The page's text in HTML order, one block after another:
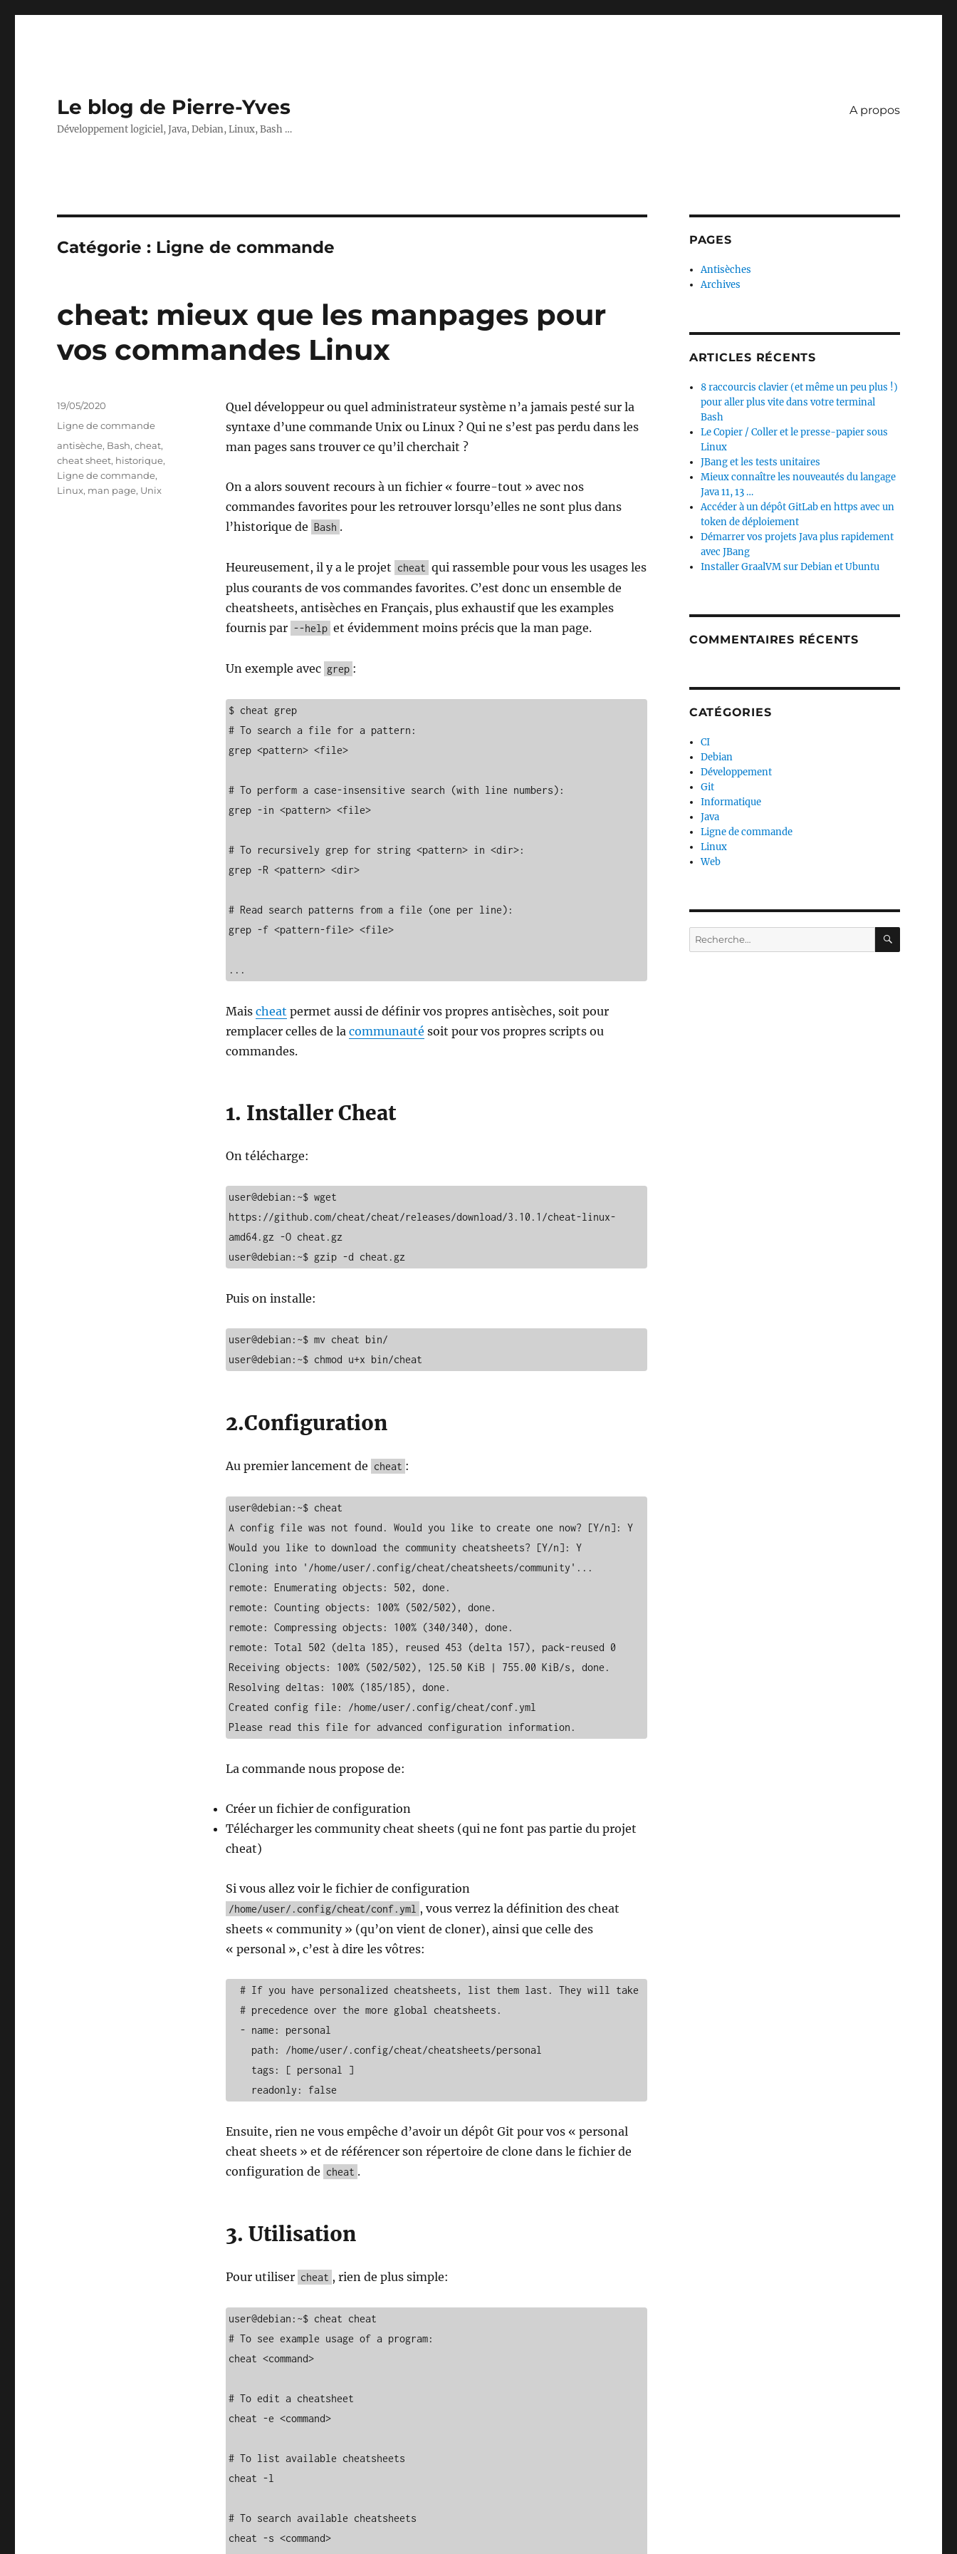
Le blog de Pierre-Yves
Développement logiciel, Java, Debian, Linux, Bash …
A propos
Catégorie : Ligne de commande
cheat: mieux que les manpages pour
vos commandes Linux
Quel développeur ou quel administrateur système n’a jamais pesté sur la
syntaxe d’une commande Unix ou Linux ? Qui ne s’est pas perdu dans les
man pages sans trouver ce qu’il cherchait ?
On a alors souvent recours à un fichier « fourre-tout » avec nos
commandes favorites pour les retrouver lorsqu’elles ne sont plus dans
l’historique de Bash .
Heureusement, il y a le projet cheat qui rassemble pour vous les usages les
plus courants de vos commandes favorites. C’est donc un ensemble de
cheatsheets, antisèches en Français, plus exhaustif que les examples
fournis par --help et évidemment moins précis que la man page.
Un exemple avec grep :
$ cheat grep
# To search a file for a pattern:
grep <pattern> <file>
# To perform a case-insensitive search (with line numbers):
grep -in <pattern> <file>
# To recursively grep for string <pattern> in <dir>:
grep -R <pattern> <dir>
# Read search patterns from a file (one per line):
grep -f <pattern-file> <file>
Mais cheat permet aussi de définir vos propres antisèches, soit pour
remplacer celles de la communauté soit pour vos propres scripts ou
commandes.
1. Installer Cheat
On télécharge:
user@debian:~$ wget
https://github.com/cheat/cheat/releases/download/3.10.1/cheat-linux-
amd64.gz -O cheat.gz
Puis on installe:
user@debian:~$ mv cheat bin/
user@debian:~$ chmod u+x bin/cheat
2.Configuration
Au premier lancement de cheat :
user@debian:~$ cheat
A config file was not found. Would you like to create one now? [Y/n]: Y
Would you like to download the community cheatsheets? [Y/n]: Y
Cloning into '/home/user/.config/cheat/cheatsheets/community'...
remote: Enumerating objects: 502, done.
remote: Counting objects: 100% (502/502), done.
remote: Compressing objects: 100% (340/340), done.
remote: Total 502 (delta 185), reused 453 (delta 157), pack-reused 0
Receiving objects: 100% (502/502), 125.50 KiB | 755.00 KiB/s, done.
Resolving deltas: 100% (185/185), done.
Created config file: /home/user/.config/cheat/conf.yml
Please read this file for advanced configuration information.
La commande nous propose de:
Créer un fichier de configuration
Télécharger les community cheat sheets (qui ne font pas partie du projet
cheat)
Si vous allez voir le fichier de configuration
/home/user/.config/cheat/conf.yml , vous verrez la définition des cheat
sheets « community » (qu’on vient de cloner), ainsi que celle des
« personal », c’est à dire les vôtres:
    readonly: false
Ensuite, rien ne vous empêche d’avoir un dépôt Git pour vos « personal
cheat sheets » et de référencer son répertoire de clone dans le fichier de
configuration de cheat .
3. Utilisation
Pour utiliser cheat , rien de plus simple:
user@debian:~$ cheat cheat
# To see example usage of a program:
cheat <command>
# To edit a cheatsheet
cheat -e <command>
# To list available cheatsheets
cheat -l
# To search available cheatsheets
cheat -s <command>
Publié
le
19/05/2020
Catégories
Ligne de commande
Étiquettes
antisèche, Bash,cheat,
cheat sheet, historique,
Ligne de commande,
Linux, man page, Unix
PAGES
Antisèches
Archives
ARTICLES RÉCENTS
8 raccourcis clavier (et même un peu plus !)
pour aller plus vite dans votre terminal
Bash
Le Copier / Coller et le presse-papier sous
Linux
JBang et les tests unitaires
Mieux connaître les nouveautés du langage
Java 11, 13 …
Accéder à un dépôt GitLab en https avec un
token de déploiement
Démarrer vos projets Java plus rapidement
avec JBang
Installer GraalVM sur Debian et Ubuntu
COMMENTAIRES RÉCENTS
CATÉGORIES
CI
Debian
Développement
Git
Informatique
Java
Ligne de commande
Linux
Web
Recherche
pour :